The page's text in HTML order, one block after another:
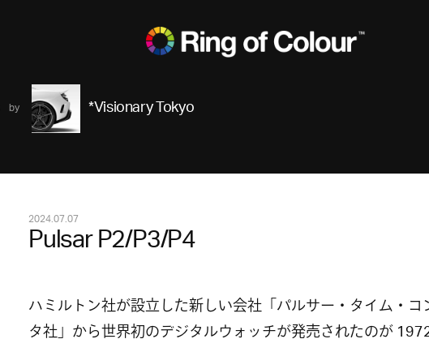
*Visionary Tokyo
2024.07.07
Pulsar P2/P3/P4
ハミルトン社が設立した新しい会社「パルサー・タイム・コ